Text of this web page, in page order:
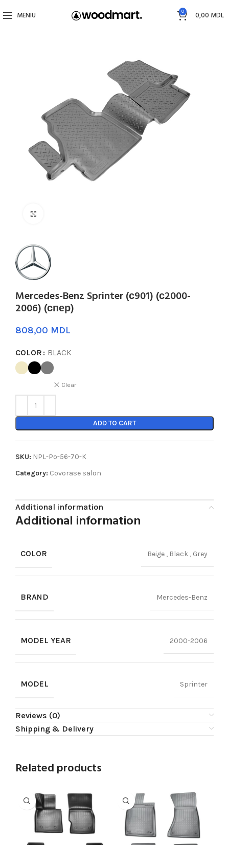
MENIU 0 0,00 MDL
Mercedes-Benz Sprinter (с901) (с2000-
2006) (спер)
MDL
COLOR BLACK
Clear
ADD TO CART
SKU: NPL-Po-56-70-K
Category: Covorase salon
Additional information
Additional information
COLOR Beige , Black , Grey
BRAND Mercedes-Benz
MODEL YEAR 2000-2006
MODEL Sprinter
Reviews (0)
Shipping & Delivery
Related products